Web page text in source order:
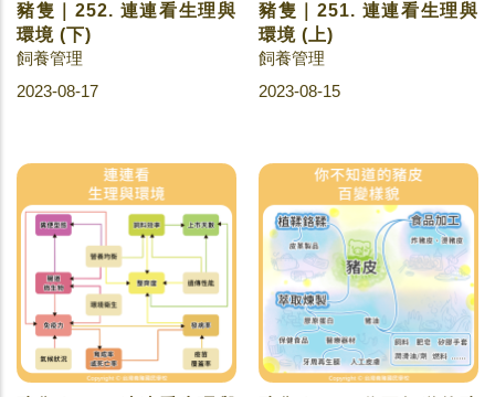
豬隻｜252. 連連看生理與
環境 (下)
飼養管理
2023-08-17
豬隻｜251. 連連看生理與
環境 (上)
飼養管理
2023-08-15